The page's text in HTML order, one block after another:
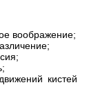
воображение;
кистей